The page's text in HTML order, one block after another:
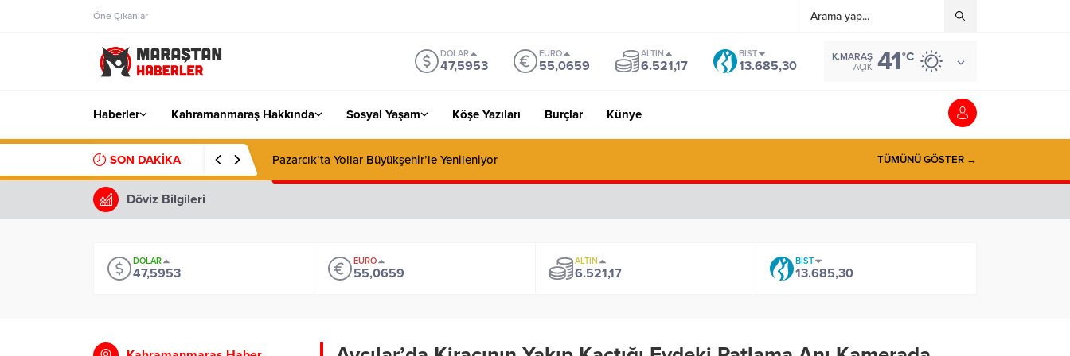
Öne Çıkanlar
DOLAR
47,5953
EURO
55,0659
ALTIN
6.521,17
BIST
13.685,30
K.MARAŞ
AÇIK 41°C
Haberler Kahramanmaraş Hakkında Sosyal Yaşam Köşe Yazıları Burçlar Künye
SON DAKİKA Pazarcık’ta Yollar Büyükşehir’le Yenileniyor TÜMÜNÜ GÖSTER →
Döviz Bilgileri
DOLAR
47,5953
EURO
55,0659
ALTIN
6.521,17
BIST
13.685,30